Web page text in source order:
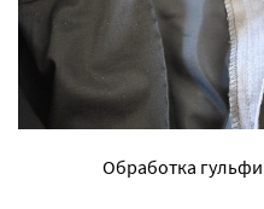
Обработка